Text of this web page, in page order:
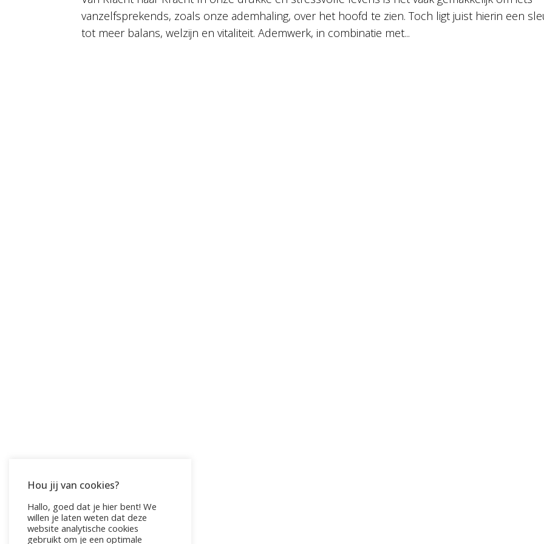
vanzelfsprekends, zoals onze ademhaling, over het hoofd te zien. Toch ligt juist hierin een
tot meer balans, welzijn en vitaliteit. Ademwerk, in combinatie met...
Hou jij van cookies?
Hallo, goed dat je hier bent! We
willen je laten weten dat deze
website analytische cookies
gebruikt om je een optimale